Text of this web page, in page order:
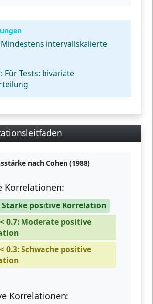
Mindestens intervallskalierte
Für Tests: bivariate
nach Cohen (1988)
Korrelationen:
Starke positive Korrelation
0.7: Moderate positive
0.3: Schwache positive
Korrelationen: